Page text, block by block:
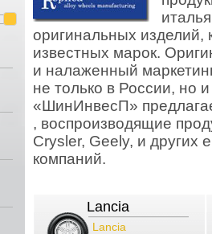
оригинальных изделий,
известных марок.
и налаженный
не только в России, но
«ШинИнвесП»
, воспроизводящие
Crysler, Geely, и других
компаний.
Lancia
Lancia